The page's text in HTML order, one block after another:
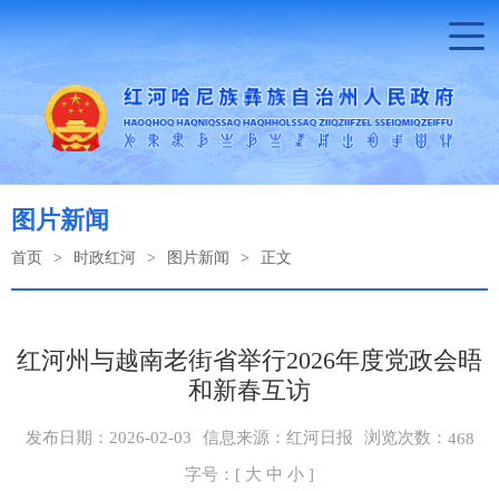
图片新闻
首页 > 时政红河 > 图片新闻 > 正文
红河州与越南老街省举行2026年度党政会晤
和新春互访
发布日期：2026-02-03 信息来源：红河日报 浏览次数： 468
字号：[ 大 中 小 ]